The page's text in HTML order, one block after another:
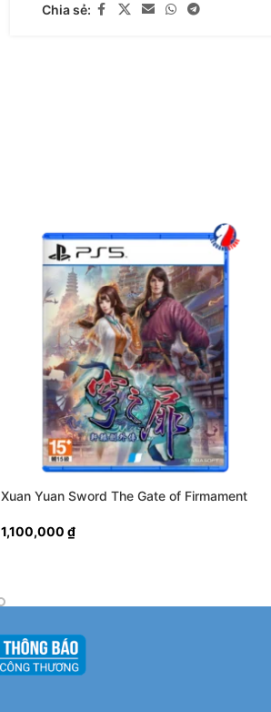
Chia sẻ:
Xuan Yuan Sword The Gate of Firmament
1,100,000 ₫